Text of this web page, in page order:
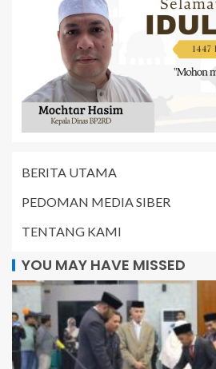
BERITA UTAMA
PEDOMAN MEDIA SIBER
TENTANG KAMI
YOU MAY HAVE MISSED